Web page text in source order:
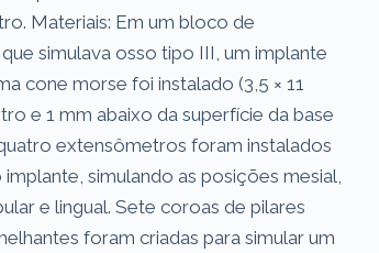
Materiais: Em um bloco de
simulava osso tipo III, um implante
cone morse foi instalado (3,5 × 11
e 1 mm abaixo da superfície da base
extensômetros foram instalados
simulando as posições mesial,
e lingual. Sete coroas de pilares
foram criadas para simular um